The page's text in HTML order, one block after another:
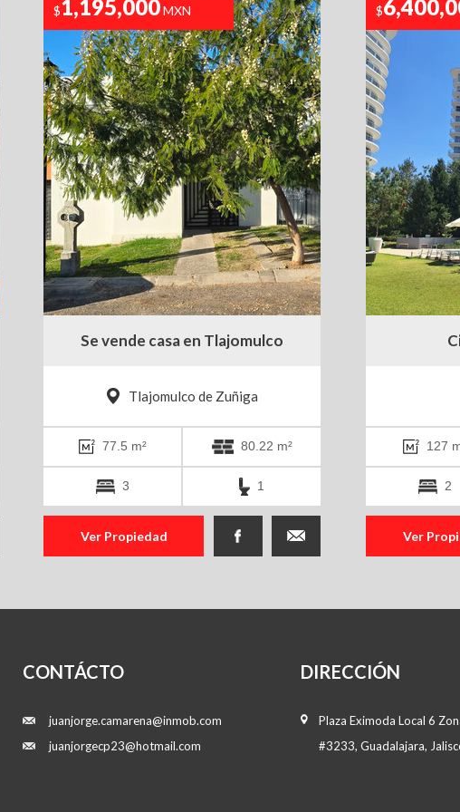
$1,195,000MXN
Se vende casa en Tlajomulco
Tlajomulco de Zuñiga
77.5 m² 80.22 m²
3 1
Ver Propiedad
$
127
2
Ver
CONTÁCTO
juanjorge.camarena@inmob.com
juanjorgecp23@hotmail.com
DIRECCIÓN
Plaza Eximoda Local 6
#3233, Guadalajara,